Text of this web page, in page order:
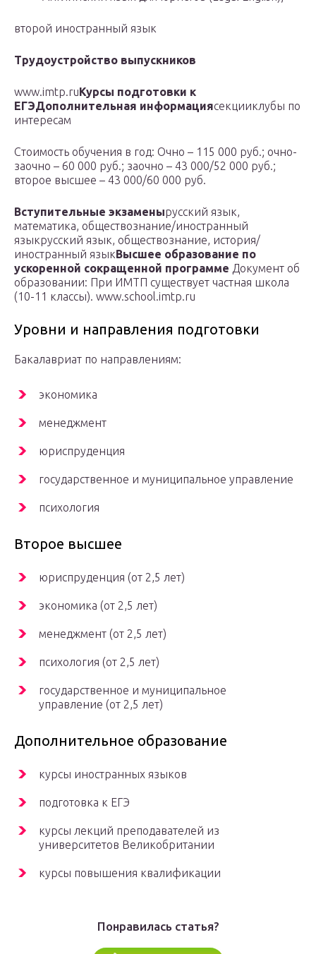
второй иностранный язык
Трудоустройство выпускников
www.imtp.ruКурсы подготовки к
ЕГЭДополнительная информациясекцииклубы по
интересам
Стоимость обучения в год: Очно – 115 000 руб.; очно-
заочно – 60 000 руб.; заочно – 43 000/52 000 руб.;
второе высшее – 43 000/60 000 руб.
Вступительные экзаменырусский язык,
математика, обществознание/иностранный
языкрусский язык, обществознание, история/
иностранный языкВысшее образование по
ускоренной сокращенной программе Документ об
образовании: При ИМТП существует частная школа
(10-11 классы). www.school.imtp.ru
Уровни и направления подготовки
Бакалавриат по направлениям:
экономика
менеджмент
юриспруденция
государственное и муниципальное управление
психология
Второе высшее
юриспруденция (от 2,5 лет)
экономика (от 2,5 лет)
менеджмент (от 2,5 лет)
психология (от 2,5 лет)
государственное и муниципальное
управление (от 2,5 лет)
Дополнительное образование
курсы иностранных языков
подготовка к ЕГЭ
курсы лекций преподавателей из
университетов Великобритании
курсы повышения квалификации
Понравилась статья?